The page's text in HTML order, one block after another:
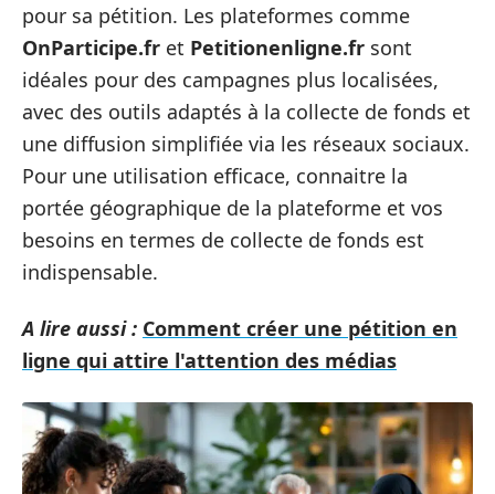
pour sa pétition. Les plateformes comme
OnParticipe.fr et Petitionenligne.fr sont
idéales pour des campagnes plus localisées,
avec des outils adaptés à la collecte de fonds et
une diffusion simplifiée via les réseaux sociaux.
Pour une utilisation efficace, connaitre la
portée géographique de la plateforme et vos
besoins en termes de collecte de fonds est
indispensable.
A lire aussi : Comment créer une pétition en
ligne qui attire l'attention des médias